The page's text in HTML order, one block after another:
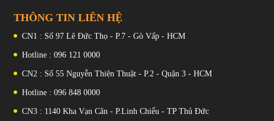
1080p@30/60/120/240/960fps, con
quay hồi chuyển-EIS
Máy ảnh trước
1080p@30/60fps
Qualcomm SM8735 Snapdragon 8s
CPU
3x3,0 GHz Cortex-A720 & 2x2,8
THÔNG TIN LIÊN HỆ
CN1 : Số 97 Lê Đức Thọ - P.7 - Gò Vấp - HCM
Hotline : 096 121 0000
CN2 : Số 55 Nguyễn Thiện Thuật - P.2 - Quận 3 - HCM
Hotline : 096 848 0000
CN3 : 1140 Kha Vạn Cân - P.Linh Chiểu - TP Thủ Đức